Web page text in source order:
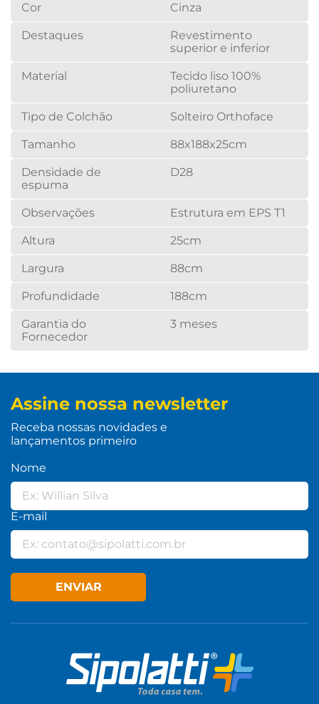
Cor Cinza
Destaques
Revestimento
superior e inferior
Material
Tecido liso 100%
poliuretano
Tipo de Colchão Solteiro Orthoface
Tamanho 88x188x25cm
Densidade de
espuma
D28
Observações Estrutura em EPS T1
Altura 25cm
Largura 88cm
Profundidade 188cm
Garantia do
Fornecedor
3 meses
Assine nossa newsletter
Receba nossas novidades e
lançamentos primeiro
Nome
E-mail
ENVIAR